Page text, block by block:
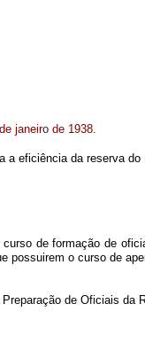
janeiro de 1938.
a eficiência da reserva
de formação de
possuirem o curso de
de Oficiais da